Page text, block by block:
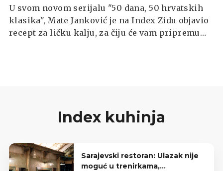
U svom novom serijalu "50 dana, 50 hrvatskih
klasika", Mate Janković je na Index Zidu objavio
recept za ličku kalju, za čiju će vam pripremu
Index kuhinja
Sarajevski restoran: Ulazak nije
moguć u trenirkama,